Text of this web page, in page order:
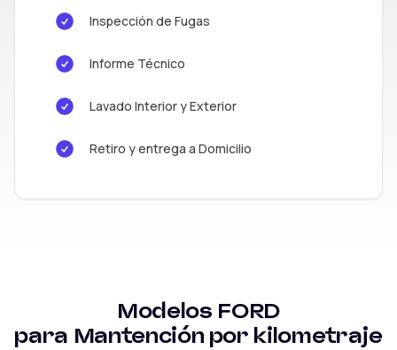
Inspección de Fugas
Informe Técnico
Lavado Interior y Exterior
Retiro y entrega a Domicilio
Modelos FORD
para Mantención por kilometraje